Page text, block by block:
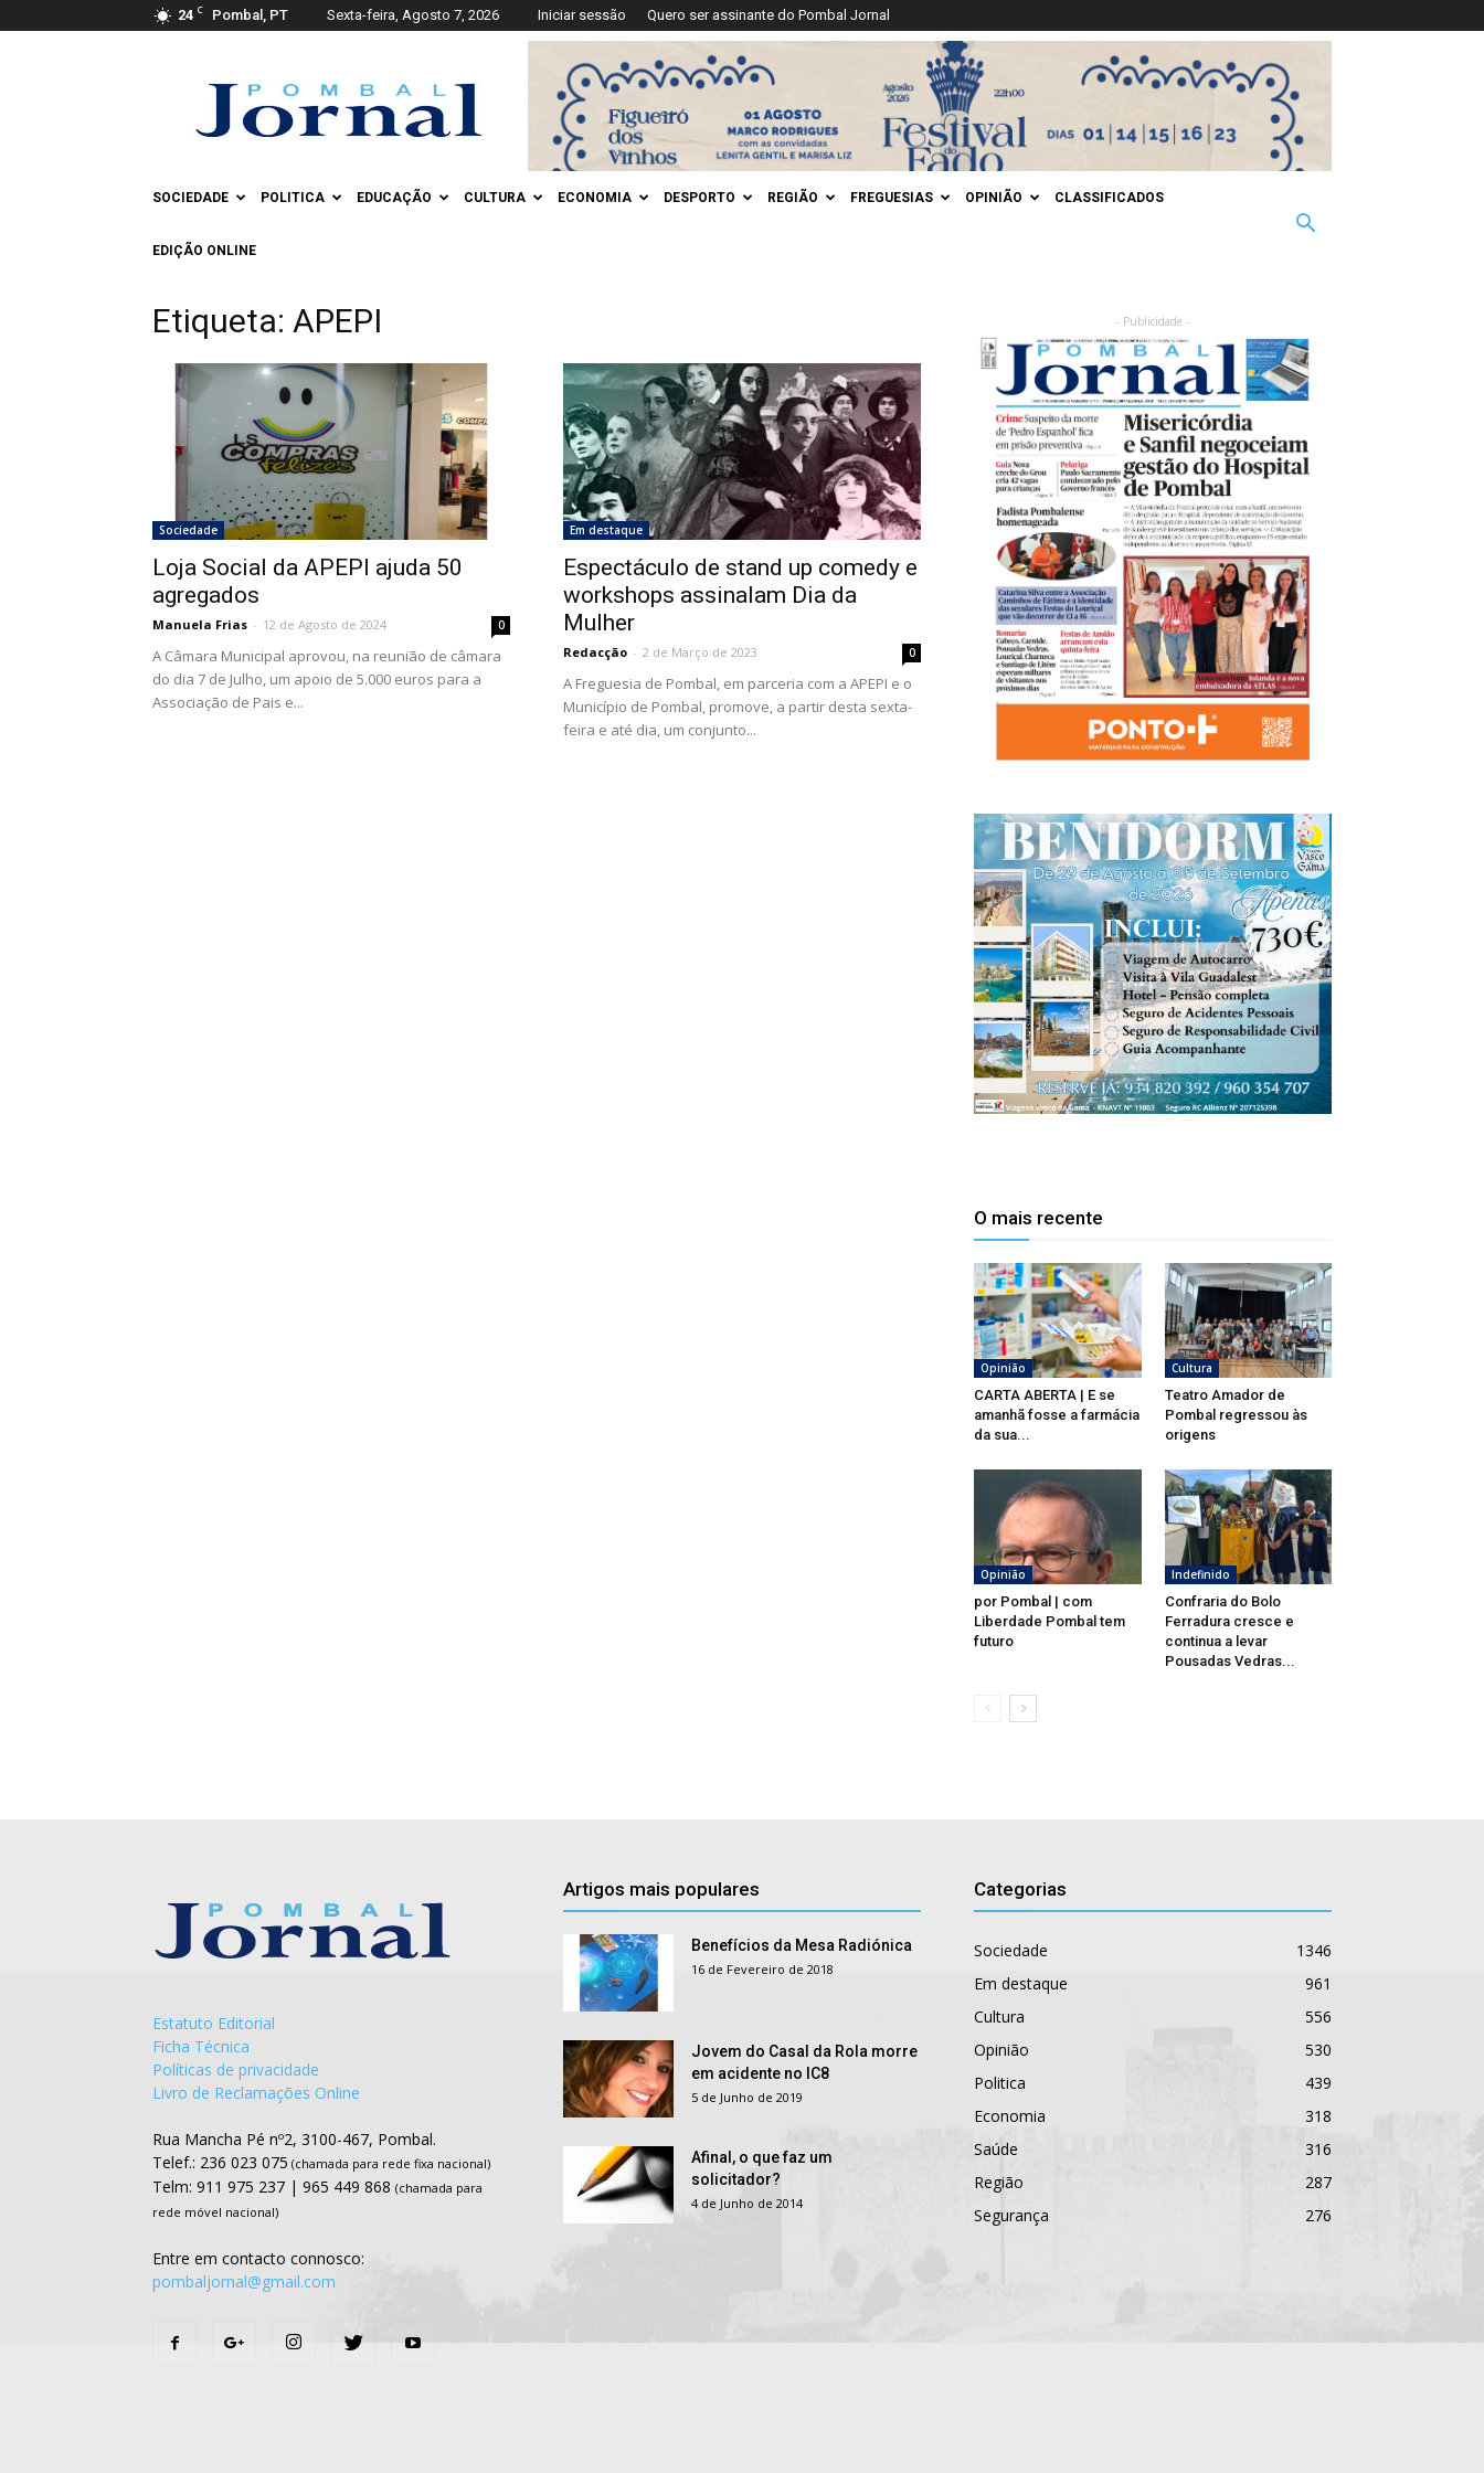
24 C Pombal, PT Sexta-feira, Agosto 7, 2026 Iniciar sessão Quero ser assinante do Pombal Jornal
Jornal
SOCIEDADE POLITICA EDUCAÇÃO CULTURA ECONOMIA DESPORTO REGIÃO FREGUESIAS OPINIÃO CLASSIFICADOS
EDIÇÃO ONLINE
Etiqueta: APEPI
Sociedade
Loja Social da APEPI ajuda 50
agregados
Manuela Frias - 12 de Agosto de 2024 0
A Câmara Municipal aprovou, na reunião de câmara
do dia 7 de Julho, um apoio de 5.000 euros para a
Associação de Pais e...
Em destaque
Espectáculo de stand up comedy e
workshops assinalam Dia da
Mulher
Redacção - 2 de Março de 2023 0
A Freguesia de Pombal, em parceria com a APEPI e o
Município de Pombal, promove, a partir desta sexta-
feira e até dia, um conjunto...
- Publicidade -
O mais recente
Opinião
CARTA ABERTA | E se
amanhã fosse a farmácia
da sua...
Cultura
Teatro Amador de
Pombal regressou às
origens
Opinião
por Pombal | com
Liberdade Pombal tem
futuro
Indefinido
Confraria do Bolo
Ferradura cresce e
continua a levar
Pousadas Vedras...
Estatuto Editorial
Ficha Técnica
Políticas de privacidade
Livro de Reclamações Online
Rua Mancha Pé nº2, 3100-467, Pombal.
Telef.: 236 023 075 (chamada para rede fixa nacional)
Telm: 911 975 237 | 965 449 868 (chamada para
rede móvel nacional)
Entre em contacto connosco:
pombaljornal@gmail.com
Artigos mais populares
Benefícios da Mesa Radiónica
16 de Fevereiro de 2018
Jovem do Casal da Rola morre
em acidente no IC8
5 de Junho de 2019
Afinal, o que faz um
solicitador?
4 de Junho de 2014
Categorias
Sociedade
1346
Em destaque
961
Cultura
556
Opinião
530
Politica
439
Economia
318
Saúde
316
Região
287
Segurança
276